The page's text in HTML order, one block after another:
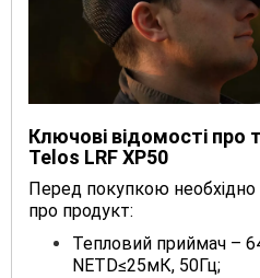
Ключові відомості про
Telos LRF XP50
Перед покупкою необхідно
про продукт:
Тепловий приймач –
NETD≤25мК, 50Гц;